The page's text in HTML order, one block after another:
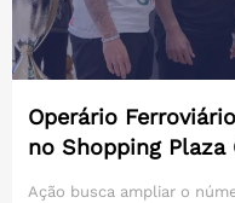
Operário
no Shopping Plaza
Ação busca ampliar o